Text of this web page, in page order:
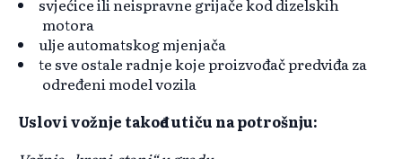
svjećice ili neispravne grijače kod dizelskih
motora
ulje automatskog mjenjača
te sve ostale radnje koje proizvođač predviđa za
određeni model vozila
Uslovi vožnje takođe utiču na potrošnju: